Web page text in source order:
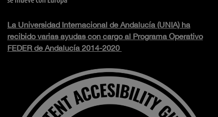
La Universidad Internacional de Andalucía (UNIA) ha
recibido varias ayudas con cargo al Programa Operativo
FEDER de Andalucía 2014-2020